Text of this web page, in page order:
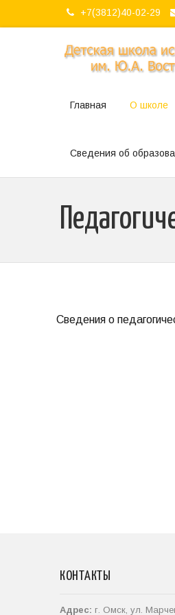
+7(3812)40-02-29
Главная О школе
Сведения об
Сведения о
КОНТАКТЫ
Адрес: г. Омск, ул.